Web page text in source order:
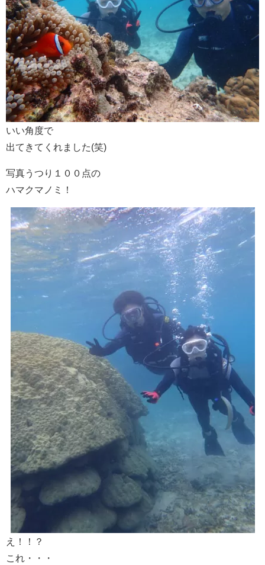
いい角度で
出てきてくれました(笑)
写真うつり１００点の
ハマクマノミ！
え！！？
これ・・・